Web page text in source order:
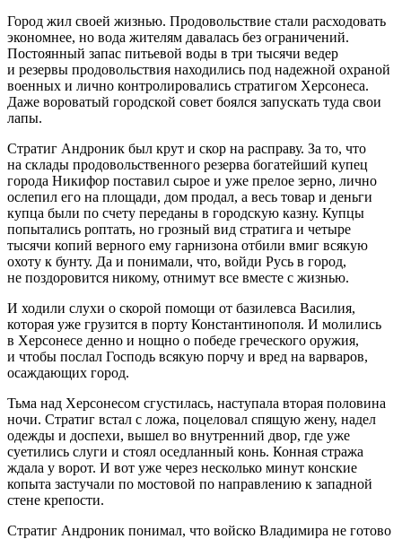
Город жил своей жизнью. Продовольствие стали расходовать
экономнее, но вода жителям давалась без ограничений.
Постоянный запас питьевой воды в три тысячи ведер
и резервы продовольствия находились под надежной охраной
военных и лично контролировались стратигом Херсонеса.
Даже вороватый городской совет боялся запускать туда свои
лапы.
Стратиг Андроник был крут и скор на расправу. За то, что
на склады продовольственного резерва богатейший купец
города Никифор поставил сырое и уже прелое зерно, лично
ослепил его на площади, дом продал, а весь товар и деньги
купца были по счету переданы в городскую казну. Купцы
попытались роптать, но грозный вид стратига и четыре
тысячи копий верного ему гарнизона отбили вмиг всякую
охоту к бунту. Да и понимали, что, войди Русь в город,
не поздоровится никому, отнимут все вместе с жизнью.
И ходили слухи о скорой помощи от базилевса Василия,
которая уже грузится в порту Константинополя. И молились
в Херсонесе денно и нощно о победе греческого оружия,
и чтобы послал Господь всякую порчу и вред на варваров,
осаждающих город.
Тьма над Херсонесом сгустилась, наступала вторая половина
ночи. Стратиг встал с ложа, поцеловал спящую жену, надел
одежды и доспехи, вышел во внутренний двор, где уже
суетились слуги и стоял оседланный конь. Конная стража
ждала у ворот. И вот уже через несколько минут конские
копыта застучали по мостовой по направлению к западной
стене крепости.
Стратиг Андроник понимал, что войско Владимира не готово